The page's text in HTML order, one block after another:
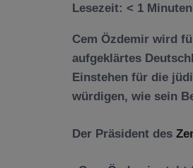
Lesezeit: < 1 Minuten
Cem Özdemir wird
aufgeklärtes
Einstehen für die
würdigen, wie sein
Der Präsident des